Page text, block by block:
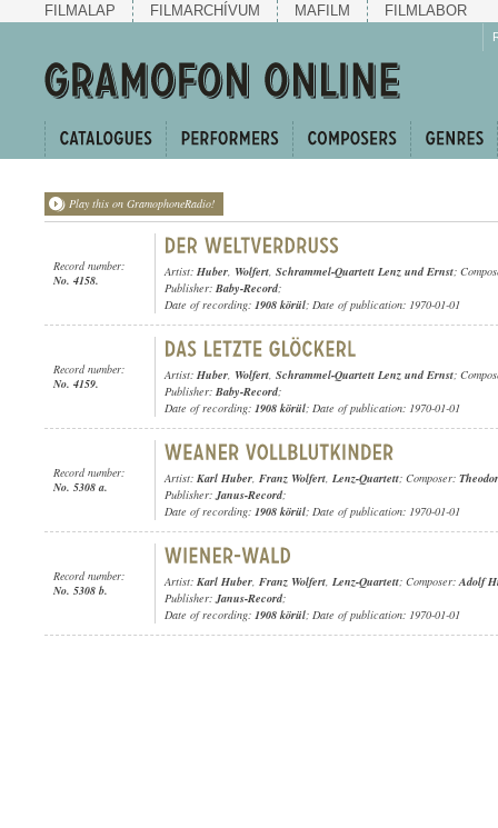
FILMALAP FILMARCHÍVUM MAFILM FILMLABOR
Play this on GramophoneRadio!
Record number:
No. 4158.
Artist: Huber, Wolfert, Schrammel-Quartett Lenz und Ernst;
Publisher: Baby-Record;
Date of recording: 1908 körül; Date of publication: 1970-01-01
Record number:
No. 4159.
Artist: Huber, Wolfert, Schrammel-Quartett Lenz und Ernst;
Publisher: Baby-Record;
Date of recording: 1908 körül; Date of publication: 1970-01-01
Record number:
No. 5308 a.
Artist: Karl Huber, Franz Wolfert, Lenz-Quartett; Composer:
Publisher:Janus-Record;
Date of recording: 1908 körül; Date of publication: 1970-01-01
Record number:
No. 5308 b.
Artist: Karl Huber, Franz Wolfert, Lenz-Quartett; Composer:Adolf
Publisher:Janus-Record;
Date of recording: 1908 körül; Date of publication: 1970-01-01